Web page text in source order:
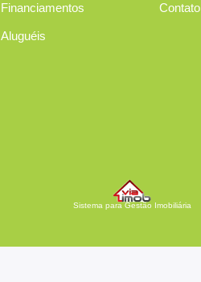
Financiamentos
Aluguéis
Contato
Sistema para Gestão Imobiliária